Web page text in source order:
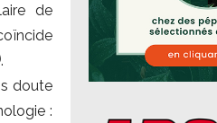
de
.
doute
: